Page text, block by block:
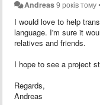
Andreas9 років тому
I would love to help
language. I'm sure it
relatives and friends.
I hope to see a project
Regards,
Andreas